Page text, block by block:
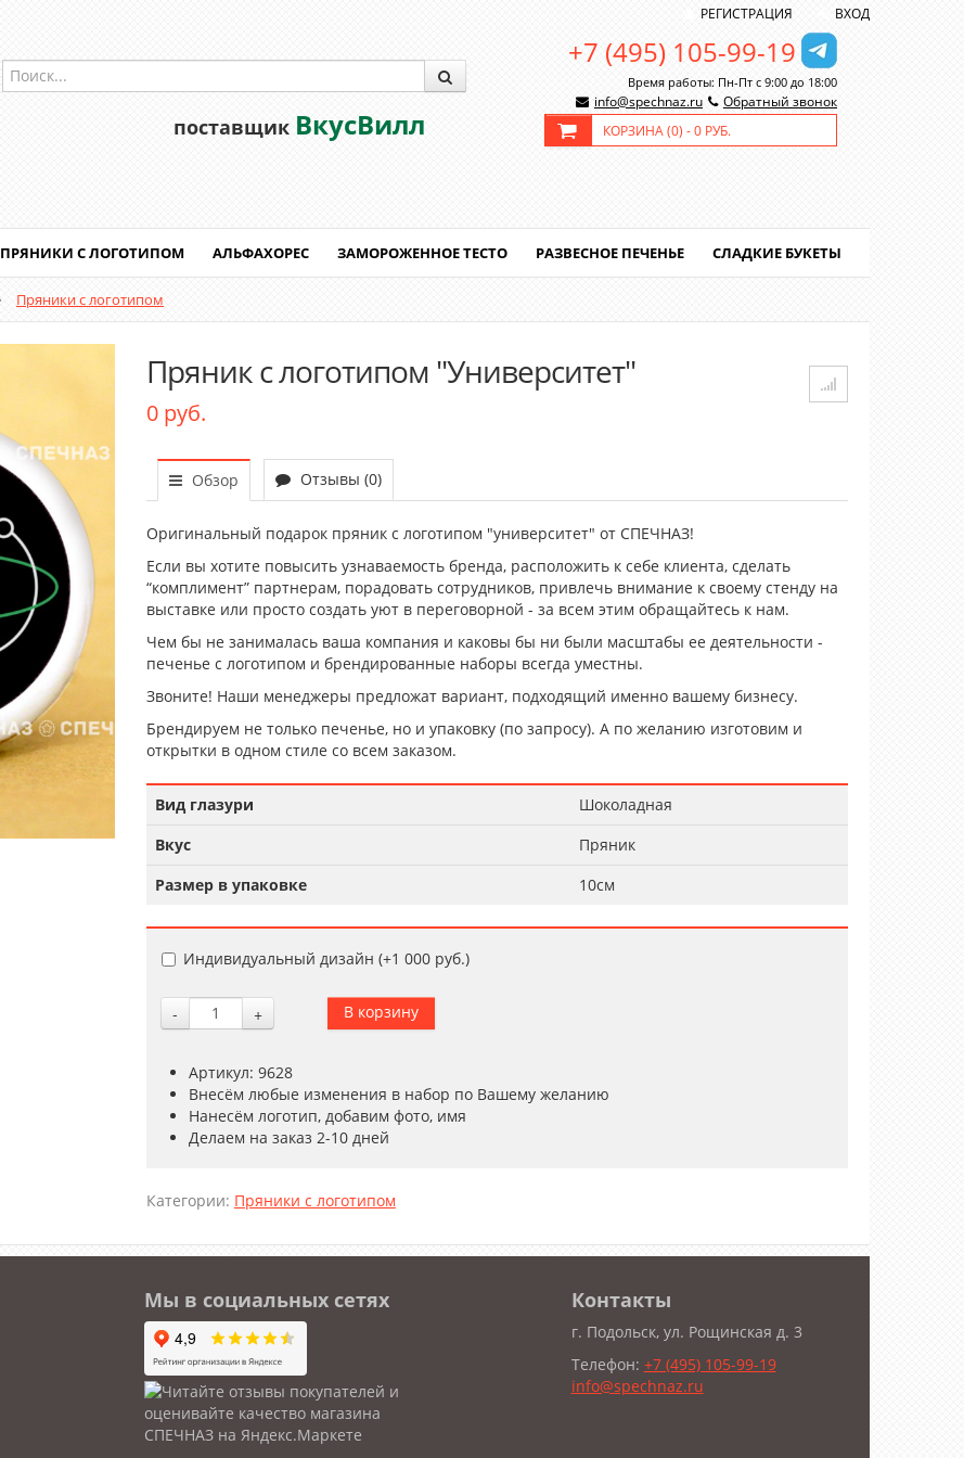
РЕГИСТРАЦИЯ ВХОД
поставщик ВкусВилл
+7 (495) 105-99-19
Время работы: Пн-Пт с 9:00 до 18:00
info@spechnaz.ru
Обратный звонок
КОРЗИНА (0) -0 РУБ.
ПРЯНИКИ С ЛОГОТИПОМ АЛЬФАХОРЕС ЗАМОРОЖЕННОЕ ТЕСТО РАЗВЕСНОЕ ПЕЧЕНЬЕ СЛАДКИЕ БУКЕТЫ
Пряники с логотипом
Пряник с логотипом "Университет"
0 руб.
Обзор Отзывы (0)
Оригинальный подарок пряник с логотипом "университет" от СПЕЧНАЗ!
Если вы хотите повысить узнаваемость бренда, расположить к себе клиента, сделать
“комплимент” партнерам, порадовать сотрудников, привлечь внимание к своему стенду на
выставке или просто создать уют в переговорной - за всем этим обращайтесь к нам.
Чем бы не занималась ваша компания и каковы бы ни были масштабы ее деятельности -
печенье с логотипом и брендированные наборы всегда уместны.
Звоните! Наши менеджеры предложат вариант, подходящий именно вашему бизнесу.
Брендируем не только печенье, но и упаковку (по запросу). А по желанию изготовим и
открытки в одном стиле со всем заказом.
Вид глазури
Шоколадная
Вкус
Пряник
Размер в упаковке
10см
Индивидуальный дизайн (+1 000 руб.)
- +
Артикул: 9628
Внесём любые изменения в набор по Вашему желанию
Нанесём логотип, добавим фото, имя
Делаем на заказ 2-10 дней
Категории: Пряники с логотипом
Мы в социальных сетях Контакты
г. Подольск, ул. Рощинская д. 3
Телефон: +7 (495) 105-99-19
info@spechnaz.ru